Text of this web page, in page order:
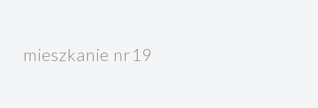
mieszkanie nr19